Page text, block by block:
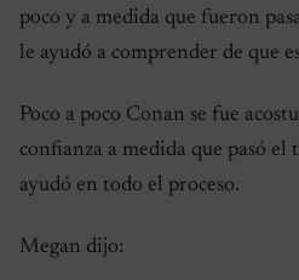
poco y a medida que fueron
le ayudó a comprender de que
Poco a poco Conan se fue
confianza a medida que pasó el
ayudó en todo el proceso.
Megan dijo: